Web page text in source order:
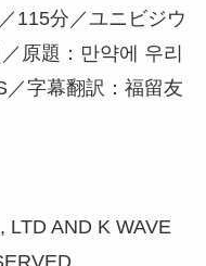
115分／ユニビジウ
原題：만약에 우리
／字幕翻訳：福留友
LTD AND K WAVE